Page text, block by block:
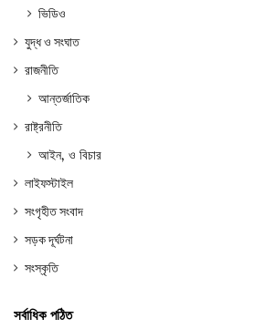
ভিডিও
যুদ্ধ ও সংঘাত
রাজনীতি
আন্তর্জাতিক
রাষ্ট্রনীতি
আইন, ও বিচার
লাইফস্টাইল
সংগৃহীত সংবাদ
সড়ক দূর্ঘটনা
সংস্কৃতি
সর্বাধিক পঠিত